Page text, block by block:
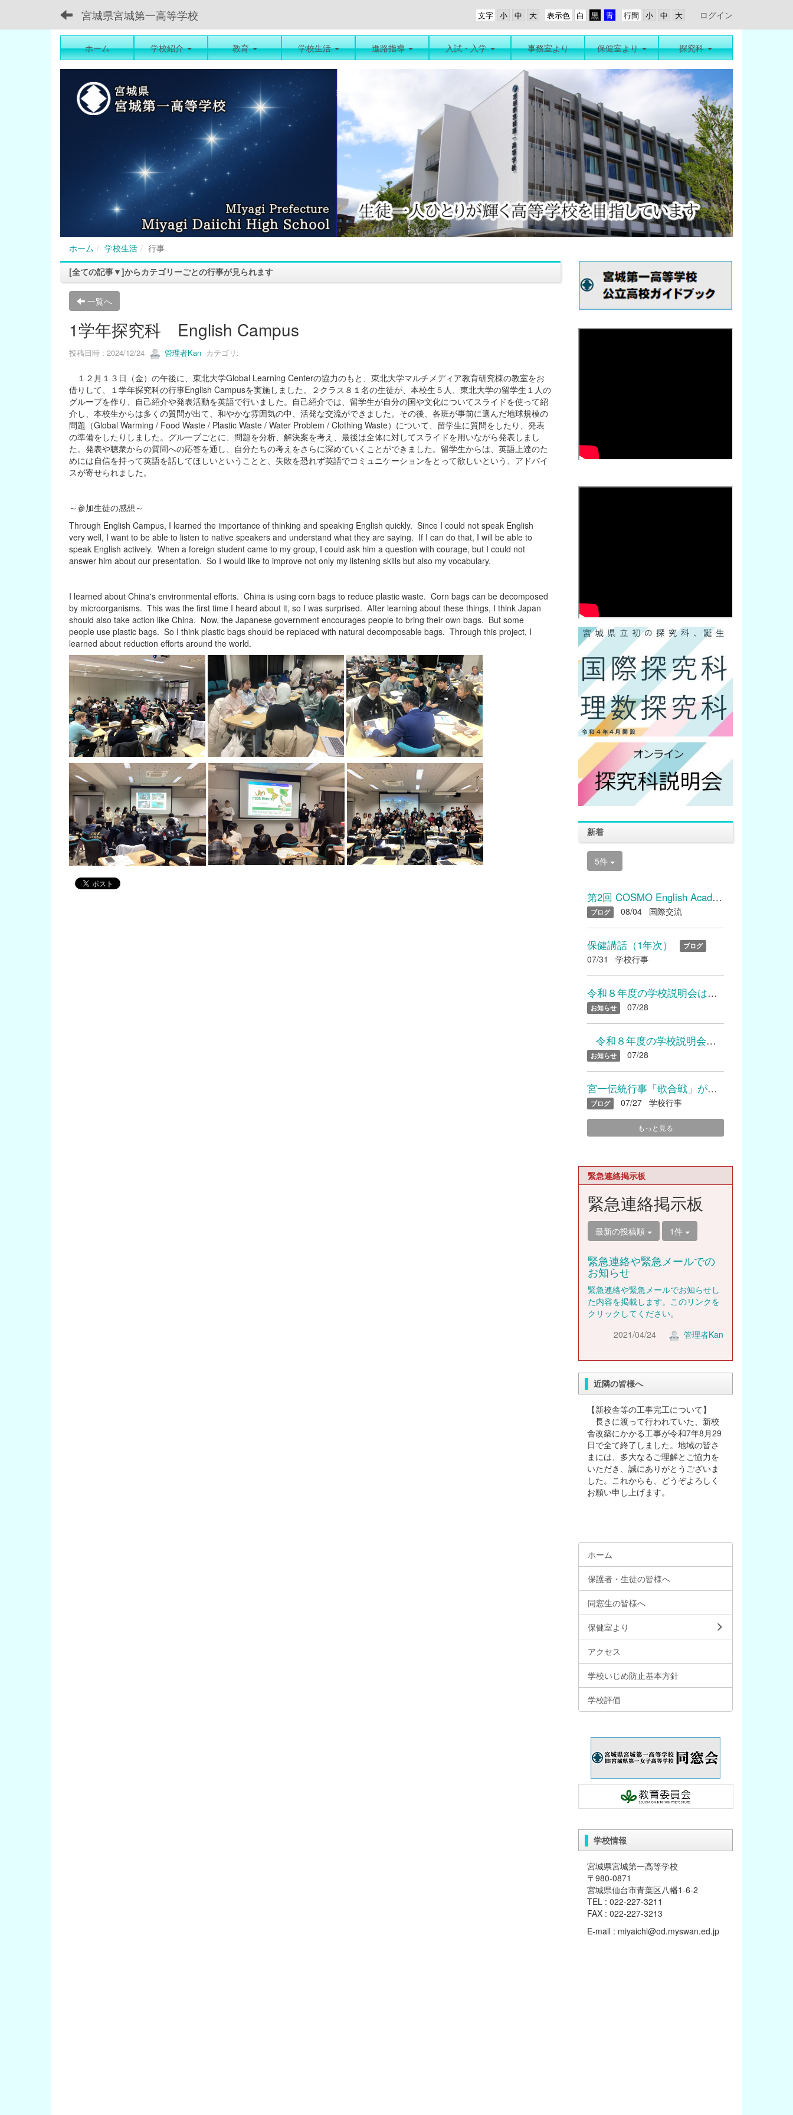
宮城県宮城第一高等学校 行間
表示色
文字 ログイン
ホーム 学校紹介 教育 学校生活 進路指導 入試・入学 事務室より 保健室より 探究科
ホーム 学校生活
行事
[全ての記事▼]からカテゴリーごとの行事が見られます
一覧へ
1学年探究科 English Campus
投稿日時 : 2024/12/24 管理者Kan カテゴリ:
１２月１３日（金）の午後に、東北大学Global Learning Centerの協力のもと、東北大学マルチメディア教育研究棟の教室をお
借りして、１学年探究科の行事English Campusを実施しました。２クラス８１名の生徒が、本校生５人、東北大学の留学生１人の
グループを作り、自己紹介や発表活動を英語で行いました。自己紹介では、留学生が自分の国や文化についてスライドを使って紹
介し、本校生からは多くの質問が出て、和やかな雰囲気の中、活発な交流ができました。その後、各班が事前に選んだ地球規模の
問題（Global Warming / Food Waste / Plastic Waste / Water Problem / Clothing Waste）について、留学生に質問をしたり、発表
の準備をしたりしました。グループごとに、問題を分析、解決案を考え、最後は全体に対してスライドを用いながら発表しまし
た。発表や聴衆からの質問への応答を通し、自分たちの考えをさらに深めていくことができました。留学生からは、英語上達のた
めには自信を持って英語を話してほしいということと、失敗を恐れず英語でコミュニケーションをとって欲しいという、アドバイ
スが寄せられました。
～参加生徒の感想～
Through English Campus, I learned the importance of thinking and speaking English quickly. Since I could not speak English
very well, I want to be able to listen to native speakers and understand what they are saying. If I can do that, I will be able to
speak English actively. When a foreign student came to my group, I could ask him a question with courage, but I could not
answer him about our presentation. So I would like to improve not only my listening skills but also my vocabulary.
I learned about China's environmental efforts. China is using corn bags to reduce plastic waste. Corn bags can be decomposed
by microorganisms. This was the first time I heard about it, so I was surprised. After learning about these things, I think Japan
should also take action like China. Now, the Japanese government encourages people to bring their own bags. But some
people use plastic bags. So I think plastic bags should be replaced with natural decomposable bags. Through this project, I
learned about reduction efforts around the world.
新着
5件
第2回 COSMO English Academyを開催しました
ブログ 08/04 国際交流
保健講話（1年次） ブログ
07/31 学校行事
令和８年度の学校説明会は終了いたしました たくさんのご参加あり...
お知らせ 07/28
令和８年度の学校説明会は終了いたしました たくさんのご参加...
お知らせ 07/28
宮一伝統行事「歌合戦」が開催されました
ブログ 07/27 学校行事
もっと見る
緊急連絡掲示板
緊急連絡掲示板
最新の投稿順 1件
緊急連絡や緊急メールでの
お知らせ
緊急連絡や緊急メールでお知らせし
た内容を掲載します。このリンクを
クリックしてください。
2021/04/24
管理者Kan
近隣の皆様へ
【新校舎等の工事完工について】
長きに渡って行われていた、新校
舎改築にかかる工事が令和7年8月29
日で全て終了しました。地域の皆さ
まには、多大なるご理解とご協力を
いただき、誠にありがとうございま
した。これからも、どうぞよろしく
お願い申し上げます。
ホーム
保護者・生徒の皆様へ
同窓生の皆様へ
保健室より
アクセス
学校いじめ防止基本方針
学校評価
学校情報
宮城県宮城第一高等学校
〒980-0871
宮城県仙台市青葉区八幡1-6-2
TEL : 022-227-3211
FAX : 022-227-3213
E-mail : miyaichi@od.myswan.ed.jp